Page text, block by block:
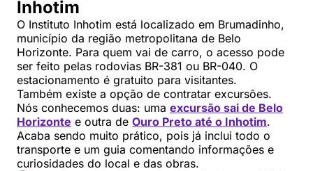
Inhotim
O Instituto Inhotim está localizado em Brumadinho,
município da região metropolitana de Belo
Horizonte. Para quem vai de carro, o acesso pode
ser feito pelas rodovias BR-381 ou BR-040. O
estacionamento é gratuito para visitantes.
Também existe a opção de contratar excursões.
Nós conhecemos duas: uma excursão sai de Belo
Horizonte e outra de Ouro Preto até o Inhotim.
Acaba sendo muito prático, pois já inclui todo o
transporte e um guia comentando informações e
curiosidades do local e das obras.